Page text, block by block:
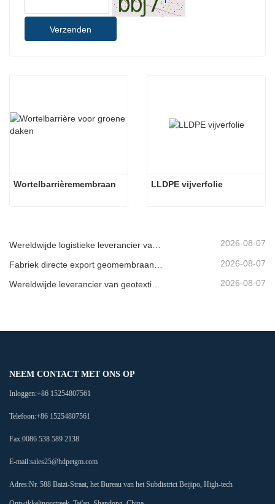
Verzenden
Wortelbarrièremembraan LLDPE vijverfolie
2026-08-07
2026-08-07
2026-08-07
NEEM CONTACT MET ONS OP
Inloggen:+86 15254807561
Telefoon:+86 15254807561
Fax:0086 538 589 2138
E-mail:sales25@hdpetgm.com
Adres:Nr. 588 Baizi-Straat, het Bureau van het Subdistrict Beijipo, High-tech